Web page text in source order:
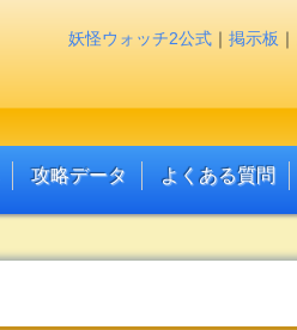
妖怪ウォッチ2公式 ｜ 掲示板 ｜
攻略データ よくある質問